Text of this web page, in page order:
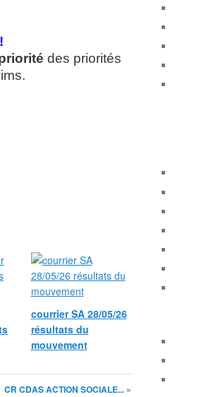
des priorités
courrier SA 28/05/26
résultats du
mouvement
CR CDAS ACTION SOCIALE... »